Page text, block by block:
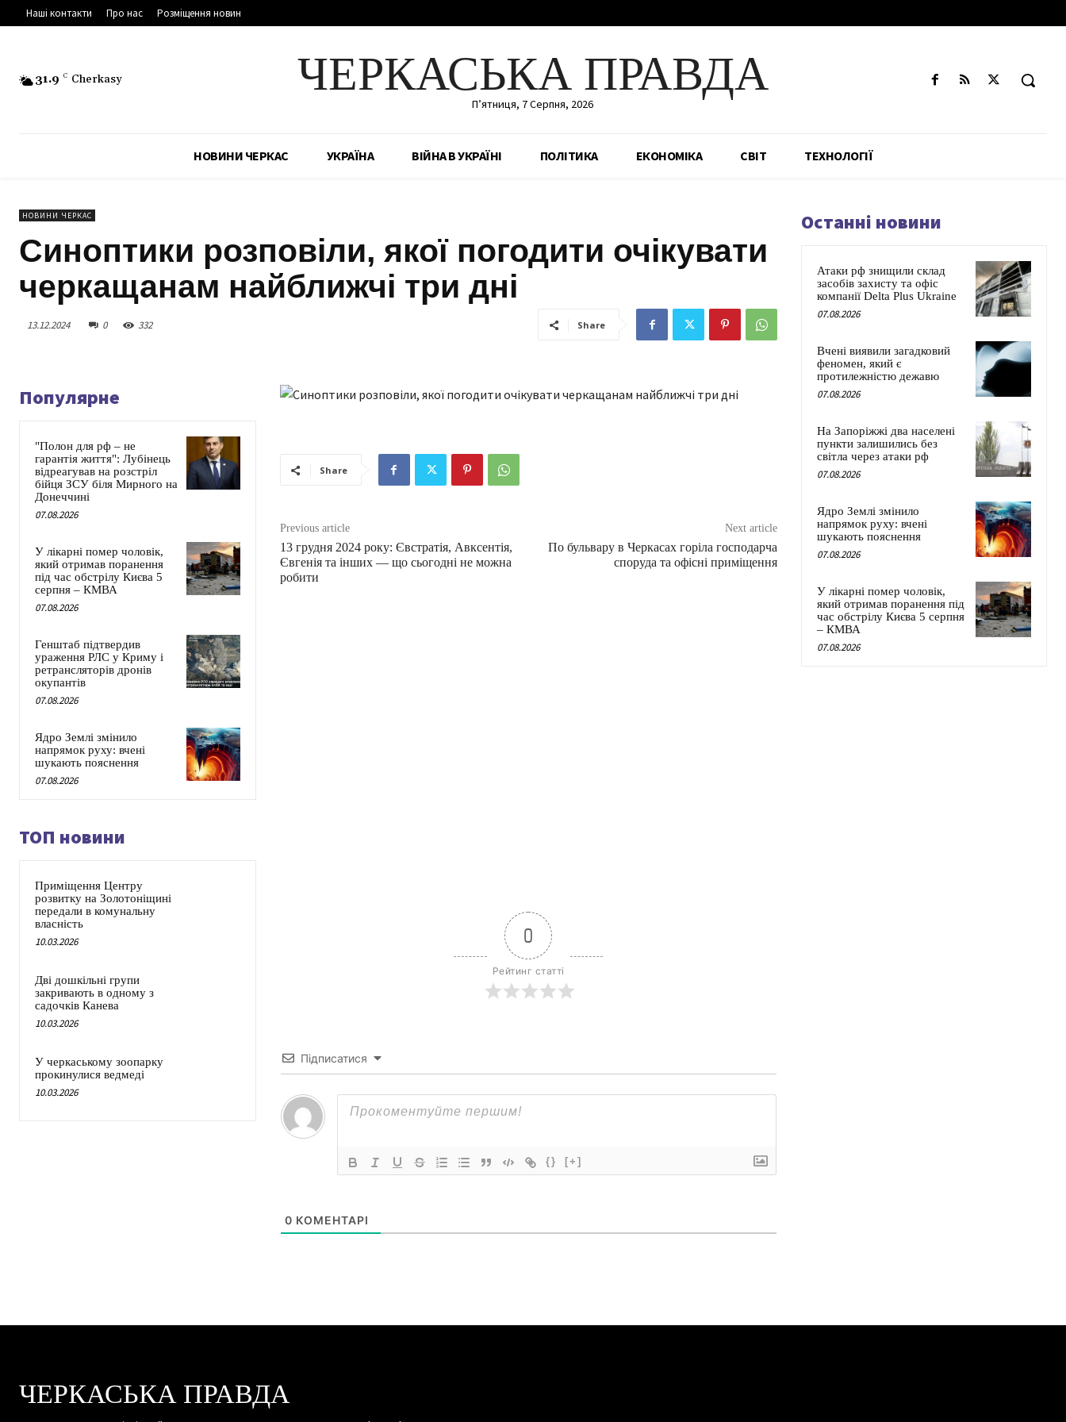
Наші контакти Про нас Розміщення новин
31.9 C Cherkasy ЧЕРКАСЬКА ПРАВДА
П’ятниця, 7 Серпня, 2026
НОВИНИ ЧЕРКАС УКРАЇНА ВІЙНА В УКРАЇНІ ПОЛІТИКА ЕКОНОМІКА СВІТ ТЕХНОЛОГІЇ
НОВИНИ ЧЕРКАС
Синоптики розповіли, якої погодити очікувати
черкащанам найближчі три дні
13.12.2024 0 332 Share
Популярне
"Полон для рф – не
гарантія життя": Лубінець
відреагував на розстріл
бійця ЗСУ біля Мирного на
Донеччині
07.08.2026
У лікарні помер чоловік,
який отримав поранення
під час обстрілу Києва 5
серпня – КМВА
07.08.2026
Генштаб підтвердив
ураження РЛС у Криму і
ретрансляторів дронів
окупантів
07.08.2026
Ядро Землі змінило
напрямок руху: вчені
шукають пояснення
07.08.2026
Share
Previous article
13 грудня 2024 року: Євстратія, Авксентія,
Євгенія та інших — що сьогодні не можна
робити
Next article
По бульвару в Черкасах горіла господарча
споруда та офісні приміщення
ТОП новини
Приміщення Центру
розвитку на Золотоніщині
передали в комунальну
власність
10.03.2026
Дві дошкільні групи
закривають в одному з
садочків Канева
10.03.2026
У черкаському зоопарку
прокинулися ведмеді
10.03.2026
0
Рейтинг статті
Підписатися
{} [+]
0 КОМЕНТАРІ
Останні новини
Атаки рф знищили склад
засобів захисту та офіс
компанії Delta Plus Ukraine
07.08.2026
Вчені виявили загадковий
феномен, який є
протилежністю дежавю
07.08.2026
На Запоріжжі два населені
пункти залишились без
світла через атаки рф
07.08.2026
Ядро Землі змінило
напрямок руху: вчені
шукають пояснення
07.08.2026
У лікарні помер чоловік,
який отримав поранення під
час обстрілу Києва 5 серпня
– КМВА
07.08.2026
ЧЕРКАСЬКА ПРАВДА